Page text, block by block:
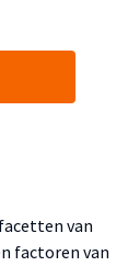
van
factoren van